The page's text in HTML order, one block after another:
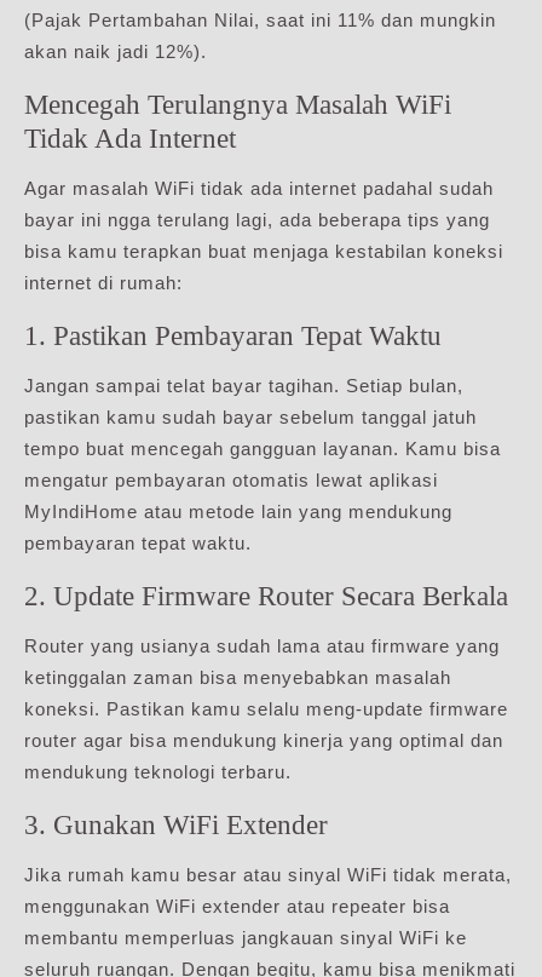
(Pajak Pertambahan Nilai, saat ini 11% dan mungkin
akan naik jadi 12%).
Mencegah Terulangnya Masalah WiFi
Tidak Ada Internet
Agar masalah WiFi tidak ada internet padahal sudah
bayar ini ngga terulang lagi, ada beberapa tips yang
bisa kamu terapkan buat menjaga kestabilan koneksi
internet di rumah:
1. Pastikan Pembayaran Tepat Waktu
Jangan sampai telat bayar tagihan. Setiap bulan,
pastikan kamu sudah bayar sebelum tanggal jatuh
tempo buat mencegah gangguan layanan. Kamu bisa
mengatur pembayaran otomatis lewat aplikasi
MyIndiHome atau metode lain yang mendukung
pembayaran tepat waktu.
2. Update Firmware Router Secara Berkala
Router yang usianya sudah lama atau firmware yang
ketinggalan zaman bisa menyebabkan masalah
koneksi. Pastikan kamu selalu meng-update firmware
router agar bisa mendukung kinerja yang optimal dan
mendukung teknologi terbaru.
3. Gunakan WiFi Extender
Jika rumah kamu besar atau sinyal WiFi tidak merata,
menggunakan WiFi extender atau repeater bisa
membantu memperluas jangkauan sinyal WiFi ke
seluruh ruangan. Dengan begitu, kamu bisa menikmati